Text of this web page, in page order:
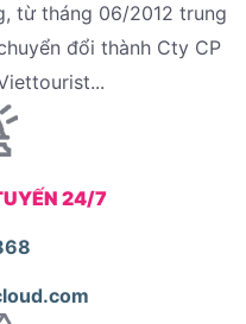
từ tháng 06/2012 trung
đổi thành Cty CP
24/7